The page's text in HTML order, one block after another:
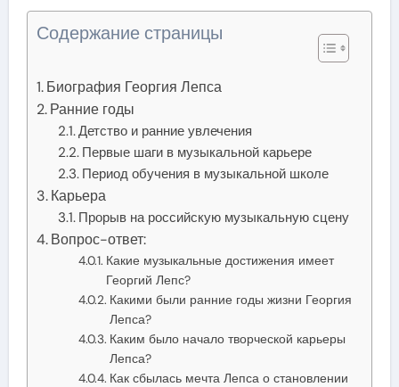
Содержание страницы
Биография Георгия Лепса
Ранние годы
Детство и ранние увлечения
Первые шаги в музыкальной карьере
Период обучения в музыкальной школе
Карьера
Прорыв на российскую музыкальную сцену
Вопрос-ответ:
Какие музыкальные достижения имеет
Георгий Лепс?
Какими были ранние годы жизни Георгия
Лепса?
Каким было начало творческой карьеры
Лепса?
Как сбылась мечта Лепса о становлении